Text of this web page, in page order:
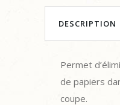
DESCRIPTION
Permet
de papiers
coupe.